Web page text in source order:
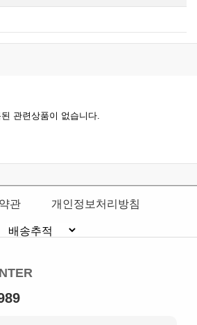
된 관련상품이 없습니다.
관 개인정보처리방침